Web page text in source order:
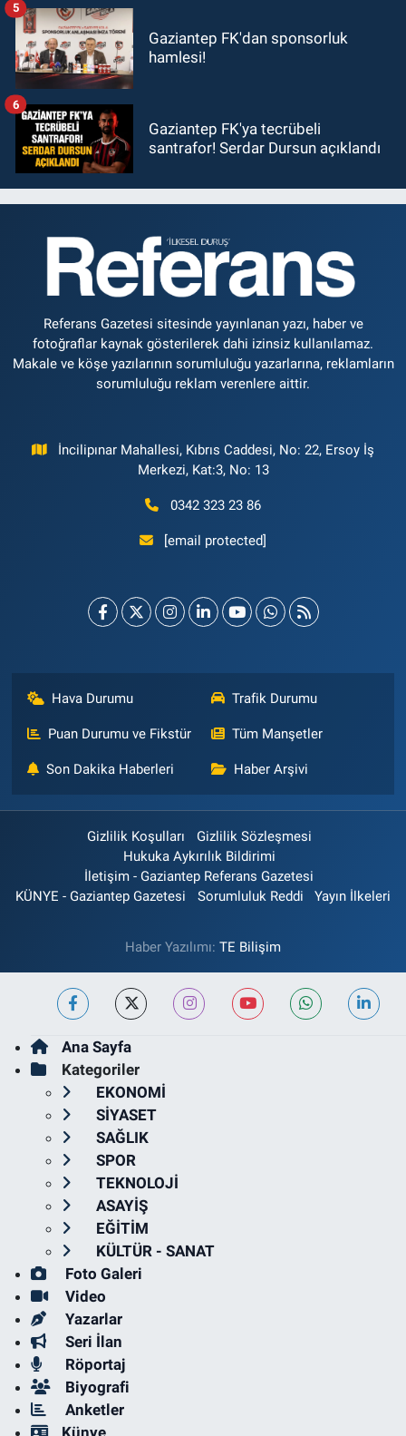
Gaziantep FK'dan sponsorluk
hamlesi!
5
Gaziantep FK'ya tecrübeli
santrafor! Serdar Dursun açıklandı
6
Referans Gazetesi sitesinde yayınlanan yazı, haber ve
fotoğraflar kaynak gösterilerek dahi izinsiz kullanılamaz.
Makale ve köşe yazılarının sorumluluğu yazarlarına, reklamların
sorumluluğu reklam verenlere aittir.
İncilipınar Mahallesi, Kıbrıs Caddesi, No: 22, Ersoy İş
Merkezi, Kat:3, No: 13
0342 323 23 86
[email protected]
Hava Durumu Trafik Durumu
Puan Durumu ve Fikstür Tüm Manşetler
Son Dakika Haberleri Haber Arşivi
Gizlilik Koşulları
Gizlilik Sözleşmesi
Hukuka Aykırılık Bildirimi
İletişim - Gaziantep Referans Gazetesi
KÜNYE - Gaziantep Gazetesi
Sorumluluk Reddi Yayın İlkeleri
Haber Yazılımı: TE Bilişim
Ana Sayfa
Kategoriler
EKONOMİ
SİYASET
SAĞLIK
SPOR
TEKNOLOJİ
ASAYİŞ
EĞİTİM
KÜLTÜR - SANAT
Foto Galeri
Video
Yazarlar
Seri İlan
Röportaj
Biyografi
Anketler
Künye